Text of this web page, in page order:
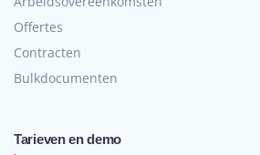
Offertes
Contracten
Bulkdocumenten
Tarieven en demo